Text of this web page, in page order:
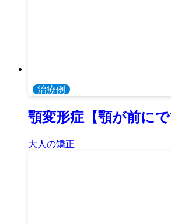
治療例
顎変形症【顎が前にで
大人の矯正